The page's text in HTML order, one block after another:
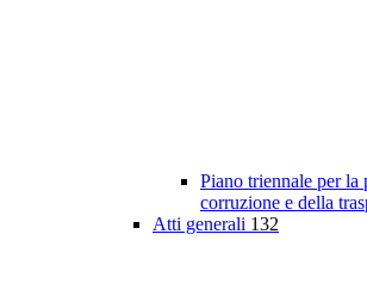
Piano triennale per la
corruzione e della
Atti generali 132